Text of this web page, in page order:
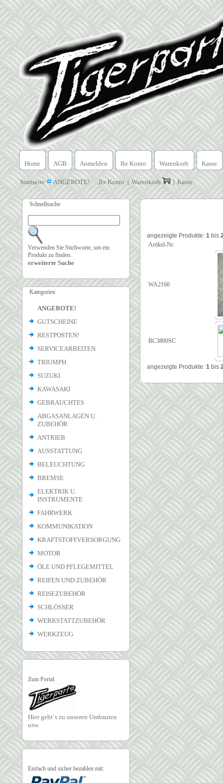
Home AGB Anmelden Ihr Konto Warenkorb Kasse
Startseite ANGEBOTE! Ihr Konto Warenkorb |Kasse
Schnellsuche
Verwenden Sie Stichworte, um ein
Produkt zu finden.
erweiterte Suche
Kategorien
ANGEBOTE!
GUTSCHEINE
RESTPOSTEN!
SERVICEARBEITEN
TRIUMPH
SUZUKI
KAWASAKI
GEBRAUCHTES
ABGASANLAGEN U.
ZUBEHÖR
ANTRIEB
AUSSTATTUNG
BELEUCHTUNG
BREMSE
ELEKTRIK U.
INSTRUMENTE
FAHRWERK
KOMMUNIKATION
KRAFTSTOFFVERSORGUNG
MOTOR
ÖLE UND PFLEGEMITTEL
REIFEN UND ZUBEHÖR
REISEZUBEHÖR
SCHLÖSSER
WERKSTATTZUBEHÖR
WERKZEUG
Zum Portal
Hier geht´s zu unseren Umbauten
usw.
Einfach und sicher bezahlen mit:
angezeigte Produkte: 1 bis
Artikel-Nr.
WA2160
BC3800SC
angezeigte Produkte: 1 bis